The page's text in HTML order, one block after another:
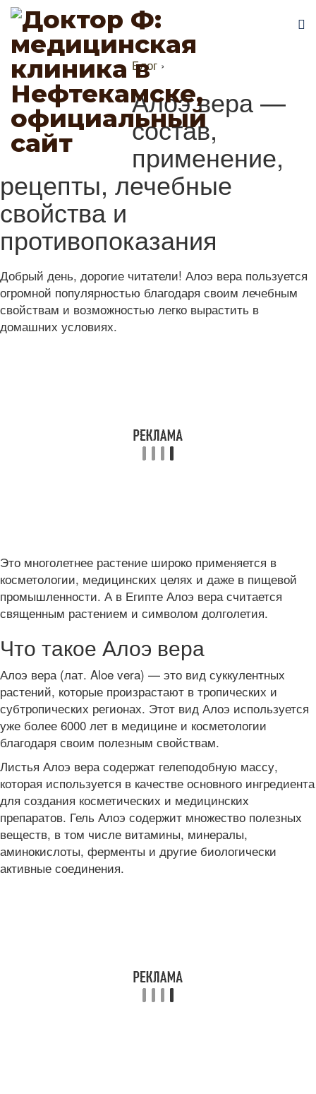
Блог ›
Алоэ вера —
состав,
применение,
рецепты, лечебные
свойства и
противопоказания
Добрый день, дорогие читатели! Алоэ вера пользуется
огромной популярностью благодаря своим лечебным
свойствам и возможностью легко вырастить в
домашних условиях.
Это многолетнее растение широко применяется в
косметологии, медицинских целях и даже в пищевой
промышленности. А в Египте Алоэ вера считается
священным растением и символом долголетия.
Что такое Алоэ вера
Алоэ вера (лат. Aloe vera) — это вид суккулентных
растений, которые произрастают в тропических и
субтропических регионах. Этот вид Алоэ используется
уже более 6000 лет в медицине и косметологии
благодаря своим полезным свойствам.
Листья Алоэ вера содержат гелеподобную массу,
которая используется в качестве основного ингредиента
для создания косметических и медицинских
препаратов. Гель Алоэ содержит множество полезных
веществ, в том числе витамины, минералы,
аминокислоты, ферменты и другие биологически
активные соединения.